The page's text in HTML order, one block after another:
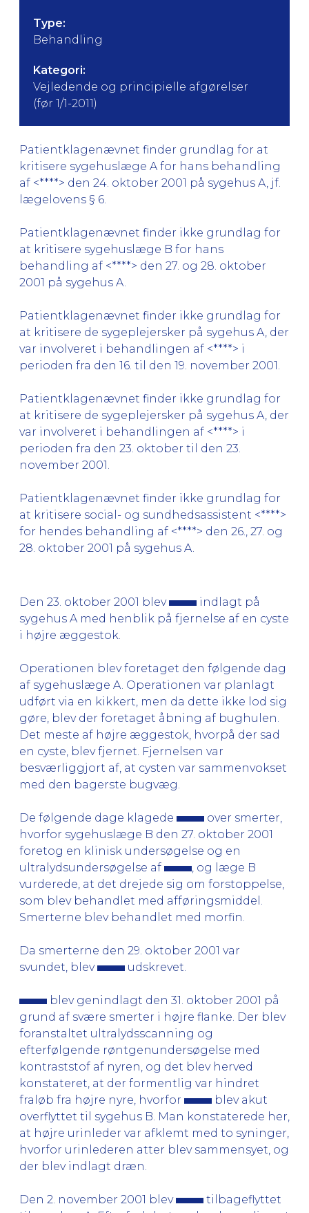
Type:
Behandling
Kategori:
Vejledende og principielle afgørelser
(før 1/1-2011)
Patientklagenævnet finder grundlag for at
kritisere sygehuslæge A for hans behandling
af <****> den 24. oktober 2001 på sygehus A, jf.
lægelovens § 6.
Patientklagenævnet finder ikke grundlag for
at kritisere sygehuslæge B for hans
behandling af <****> den 27. og 28. oktober
2001 på sygehus A.
Patientklagenævnet finder ikke grundlag for
at kritisere de sygeplejersker på sygehus A, der
var involveret i behandlingen af <****> i
perioden fra den 16. til den 19. november 2001.
Patientklagenævnet finder ikke grundlag for
at kritisere de sygeplejersker på sygehus A, der
var involveret i behandlingen af <****> i
perioden fra den 23. oktober til den 23.
november 2001.
Patientklagenævnet finder ikke grundlag for
at kritisere social- og sundhedsassistent <****>
for hendes behandling af <****> den 26., 27. og
28. oktober 2001 på sygehus A.
Den 23. oktober 2001 blev
indlagt på
sygehus A med henblik på fjernelse af en cyste
i højre æggestok.
Operationen blev foretaget den følgende dag
af sygehuslæge A. Operationen var planlagt
udført via en kikkert, men da dette ikke lod sig
gøre, blev der foretaget åbning af bughulen.
Det meste af højre æggestok, hvorpå der sad
en cyste, blev fjernet. Fjernelsen var
besværliggjort af, at cysten var sammenvokset
med den bagerste bugvæg.
De følgende dage klagede
over smerter,
hvorfor sygehuslæge B den 27. oktober 2001
foretog en klinisk undersøgelse og en
ultralydsundersøgelse af
, og læge B
vurderede, at det drejede sig om forstoppelse,
som blev behandlet med afføringsmiddel.
Smerterne blev behandlet med morfin.
Da smerterne den 29. oktober 2001 var
svundet, blev
udskrevet.
blev genindlagt den 31. oktober 2001 på
grund af svære smerter i højre flanke. Der blev
foranstaltet ultralydsscanning og
efterfølgende røntgenundersøgelse med
kontraststof af nyren, og det blev herved
konstateret, at der formentlig var hindret
fraløb fra højre nyre, hvorfor
blev akut
overflyttet til sygehus B. Man konstaterede her,
at højre urinleder var afklemt med to syninger,
hvorfor urinlederen atter blev sammensyet, og
der blev indlagt dræn.
Den 2. november 2001 blev
tilbageflyttet